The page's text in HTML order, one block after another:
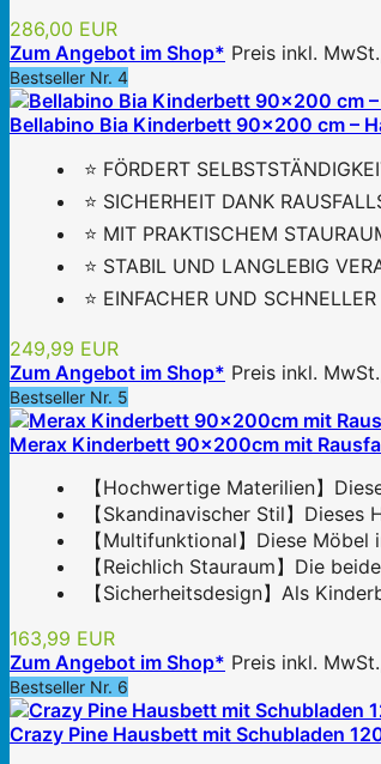
286,00 EUR
Zum Angebot im Shop* Preis inkl.
Bestseller Nr. 4
Bellabino Bia Kinderbett 90x200 cm –
⭐ FÖRDERT
⭐ SICHERHEIT DANK
⭐ MIT PRAKTISCHEM
⭐ STABIL UND LANGLEBIG
⭐ EINFACHER UND
249,99 EUR
Zum Angebot im Shop* Preis inkl.
Bestseller Nr. 5
Merax Kinderbett 90x200cm mit
【Hochwertige Materilien】
【Skandinavischer Stil】
【Multifunktional】Diese
【Reichlich Stauraum】Die
【Sicherheitsdesign】Als
163,99 EUR
Zum Angebot im Shop* Preis inkl.
Bestseller Nr. 6
Crazy Pine Hausbett mit Schubladen